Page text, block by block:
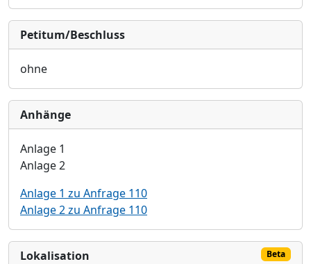
Petitum/Beschluss
ohne
Anhänge
Anlage 1
Anlage 2
Anlage 1 zu Anfrage 110
Anlage 2 zu Anfrage 110
Lokalisation Beta